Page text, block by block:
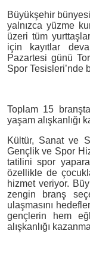
Büyükşehir
yalnızca yüzme
üzeri tüm
için kayıtlar
Pazartesi günü
Spor Tesisleri’nde
Toplam 15
yaşam alışkanlığı
Kültür, Sanat ve
Gençlik ve Spor
tatilini spor
özellikle de
hizmet veriyor.
zengin branş
ulaşmasını
gençlerin hem
alışkanlığı